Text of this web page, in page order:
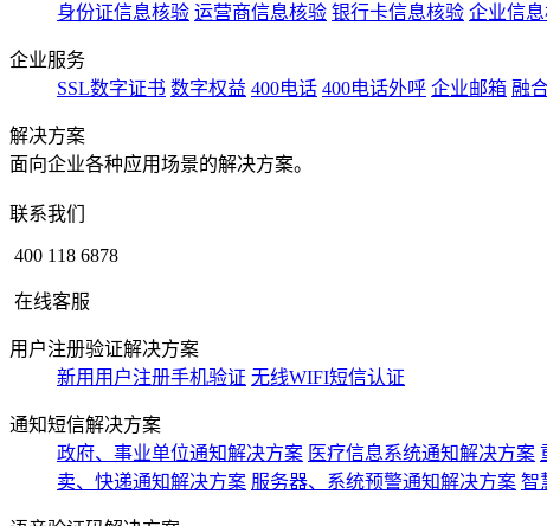
身份证信息核验 运营商信息核验 银行卡信息核验 企业信
企业服务
SSL数字证书 数字权益 400电话 400电话外呼 企业邮箱 融
解决方案
面向企业各种应用场景的解决方案。
联系我们
400 118 6878
在线客服
用户注册验证解决方案
新用用户注册手机验证 无线WIFI短信认证
通知短信解决方案
政府、事业单位通知解决方案 医疗信息系统通知解决方案
卖、快递通知解决方案 服务器、系统预警通知解决方案 智